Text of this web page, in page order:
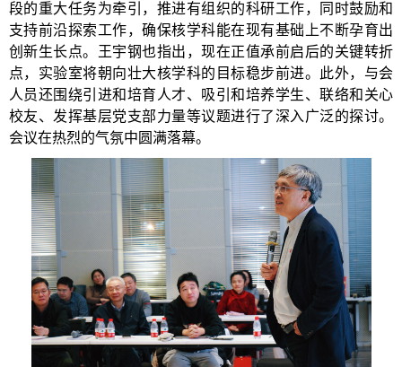
段的重大任务为牵引，推进有组织的科研工作，同时鼓励和
支持前沿探索工作，确保核学科能在现有基础上不断孕育出
创新生长点。王宇钢也指出，现在正值承前启后的关键转折
点，实验室将朝向壮大核学科的目标稳步前进。此外，与会
人员还围绕引进和培育人才、吸引和培养学生、联络和关心
校友、发挥基层党支部力量等议题进行了深入广泛的探讨。
会议在热烈的气氛中圆满落幕。